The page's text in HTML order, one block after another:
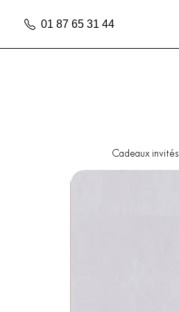
01 87 65 31 44
Cadeaux invités